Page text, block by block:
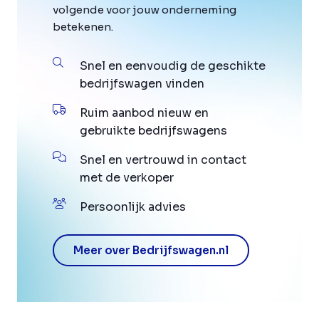
volgende voor jouw onderneming
betekenen.
Snel en eenvoudig de geschikte
bedrijfswagen vinden
Ruim aanbod nieuw en
gebruikte bedrijfswagens
Snel en vertrouwd in contact
met de verkoper
Persoonlijk advies
Meer over Bedrijfswagen.nl